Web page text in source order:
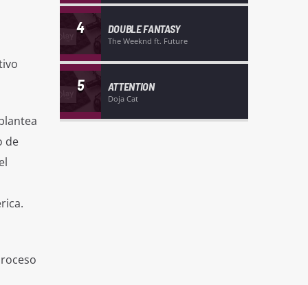
de
4 DOUBLE FANTASY
The Weeknd ft. Future
5 ATTENTION
Doja Cat